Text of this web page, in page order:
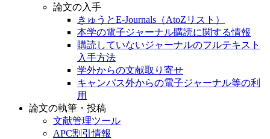
論文の入手
きゅうとE-Journals（AtoZリスト）
本学の電子ジャーナル購読に関する情報
購読していないジャーナルのフルテキスト
入手方法
学外からの文献取り寄せ
キャンパス外からの電子ジャーナル等の利
用
論文の執筆・投稿
文献管理ツール
APC割引情報